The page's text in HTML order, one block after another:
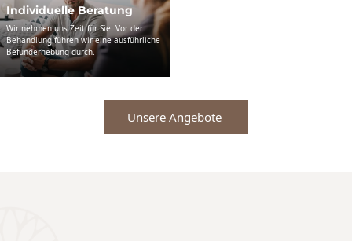
Individuelle Beratung
Wir nehmen uns Zeit für Sie. Vor der
Behandlung führen wir eine ausführliche
Befunderhebung durch.
Unsere Angebote